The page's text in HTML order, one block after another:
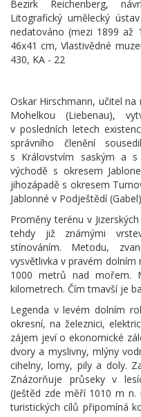
Bezirk Reichenberg,
Litografický umělecký
nedatováno (mezi 1899 až
46x41 cm, Vlastivědné
430, KA - 22
Oskar Hirschmann, učitel
Mohelkou (Liebenau),
v posledních letech
správního členění
s Královstvím saským a s
východě s okresem
jihozápadě s okresem
Jablonné v Podještědí
Proměny terénu v
tehdy již známými
stínováním. Metodu,
vysvětlivka v pravém dolním
1000 metrů nad mořem.
kilometrech. Čím tmavší je
Legenda v levém dolním
okresní, na železnici,
zájem jeví o ekonomické
dvory a myslivny, mlýny
cihelny, lomy, pily a doly.
Znázorňuje průseky v
(Ještěd zde měří 1010 m n.
turistických cílů připomíná